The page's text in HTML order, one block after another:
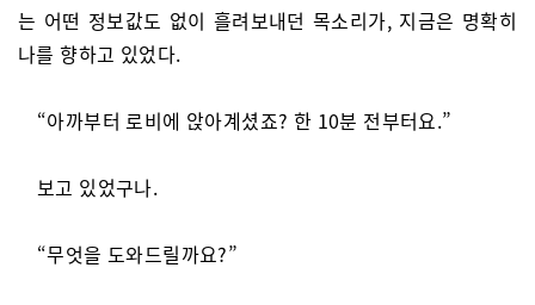
는 어떤 정보값도 없이 흘려보내던 목소리가, 지금은 명확히
나를 향하고 있었다.
“아까부터 로비에 앉아계셨죠? 한 10분 전부터요.”
보고 있었구나.
“무엇을 도와드릴까요?”